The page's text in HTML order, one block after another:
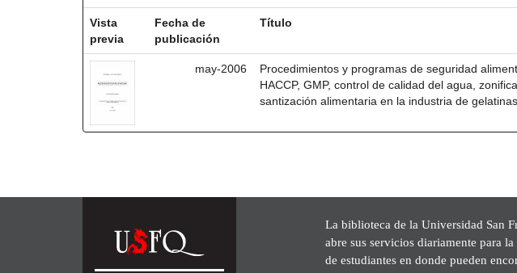
Vista
previa
Fecha de
publicación
Título
may-2006
Procedimientos y programas de seguridad
HACCP, GMP, control de calidad del agua,
santización alimentaria en la industria de gelatinas
La biblioteca de la Universidad San
abre sus servicios diariamente para
de estudiantes en donde pueden